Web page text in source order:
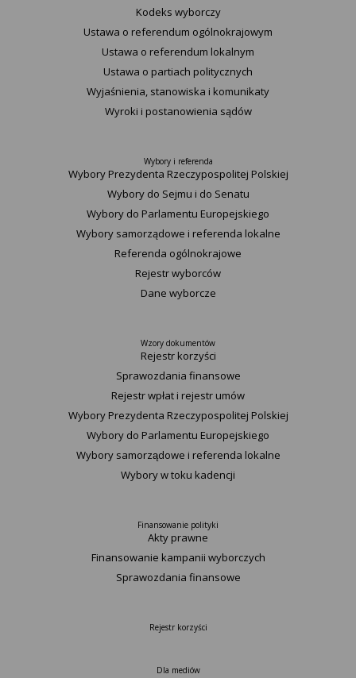
Kodeks wyborczy
Ustawa o referendum ogólnokrajowym
Ustawa o referendum lokalnym
Ustawa o partiach politycznych
Wyjaśnienia, stanowiska i komunikaty
Wyroki i postanowienia sądów
Wybory i referenda
Wybory Prezydenta Rzeczypospolitej Polskiej
Wybory do Sejmu i do Senatu
Wybory do Parlamentu Europejskiego
Wybory samorządowe i referenda lokalne
Referenda ogólnokrajowe
Rejestr wyborców
Dane wyborcze
Wzory dokumentów
Rejestr korzyści
Sprawozdania finansowe
Rejestr wpłat i rejestr umów
Wybory Prezydenta Rzeczypospolitej Polskiej
Wybory do Parlamentu Europejskiego
Wybory samorządowe i referenda lokalne
Wybory w toku kadencji
Finansowanie polityki
Akty prawne
Finansowanie kampanii wyborczych
Sprawozdania finansowe
Rejestr korzyści
Dla mediów